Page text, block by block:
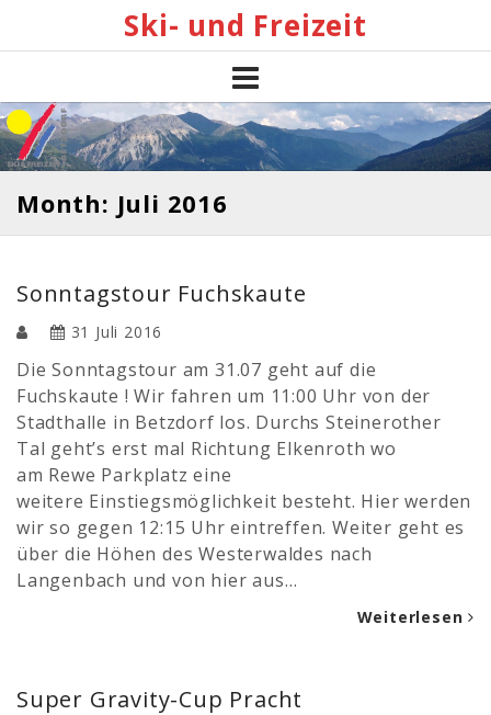
Ski- und Freizeit
Month: Juli 2016
Sonntagstour Fuchskaute
31 Juli 2016
Die Sonntagstour am 31.07 geht auf die
Fuchskaute ! Wir fahren um 11:00 Uhr von der
Stadthalle in Betzdorf los. Durchs Steinerother
Tal geht’s erst mal Richtung Elkenroth wo
am Rewe Parkplatz eine
weitere Einstiegsmöglichkeit besteht. Hier werden
wir so gegen 12:15 Uhr eintreffen. Weiter geht es
über die Höhen des Westerwaldes nach
Langenbach und von hier aus…
Weiterlesen
Super Gravity-Cup Pracht